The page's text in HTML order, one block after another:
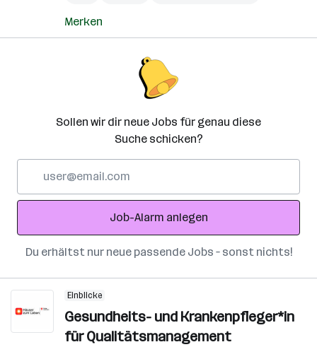
Merken
Sollen wir dir neue Jobs für genau diese
Suche schicken?
Adresse
Job-Alarm anlegen
Du erhältst nur neue passende Jobs – sonst nichts!
Einblicke
Gesundheits- und Krankenpfleger*in
für Qualitätsmanagement